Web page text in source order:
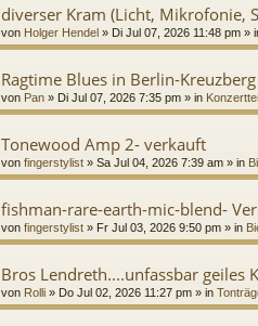
diverser Kram (Licht, Mikrofonie,
von Holger Hendel » Di Jul 07, 2026 11:48 pm »
Ragtime Blues in Berlin-
von Pan » Di Jul 07, 2026 7:35 pm » in
Tonewood Amp 2- verkauft
von fingerstylist » Sa Jul 04, 2026 7:39 am » in
fishman-rare-earth-mic-blend-
von fingerstylist » Fr Jul 03, 2026 9:50 pm » in
Bros Lendreth....unfassbar geiles
von Rolli » Do Jul 02, 2026 11:27 pm » in